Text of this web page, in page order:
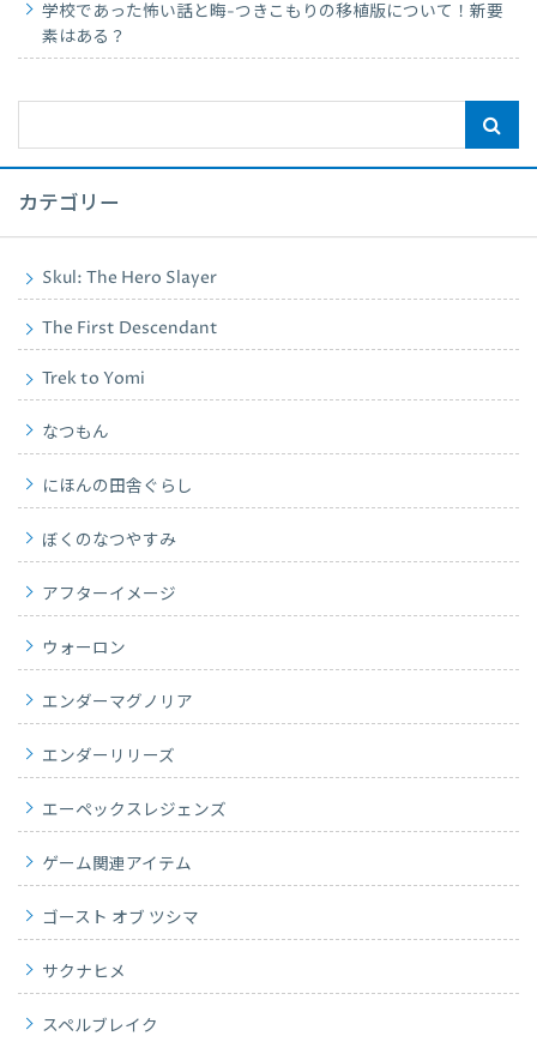
学校であった怖い話と晦-つきこもりの移植版について！新要
素はある？
カテゴリー
Skul: The Hero Slayer
The First Descendant
Trek to Yomi
なつもん
にほんの田舎ぐらし
ぼくのなつやすみ
アフターイメージ
ウォーロン
エンダーマグノリア
エンダーリリーズ
エーペックスレジェンズ
ゲーム関連アイテム
ゴースト オブ ツシマ
サクナヒメ
スペルブレイク